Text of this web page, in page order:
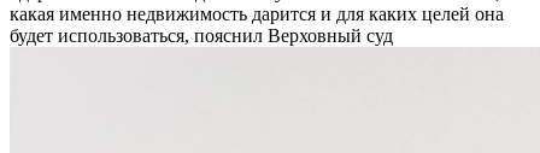
какая именно недвижимость дарится и для каких целей она
будет использоваться, пояснил Верховный суд